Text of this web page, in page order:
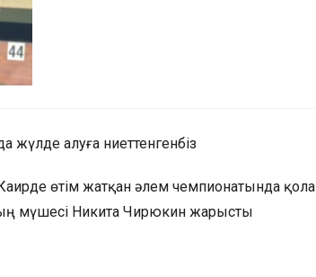
алуға ниеттенгенбіз
өтім жатқан әлем чемпионатында қола
мүшесі Никита Чирюкин жарысты